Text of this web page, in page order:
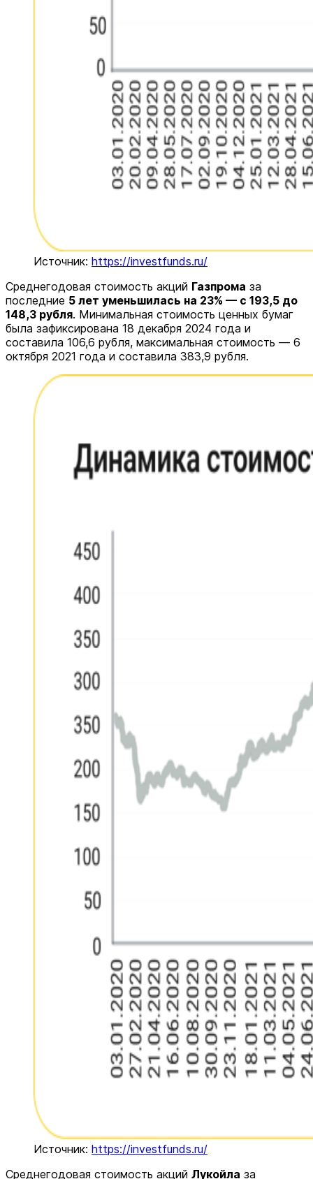
Источник: https://investfunds.ru/
Среднегодовая стоимость акций Газпрома за
последние 5 лет уменьшилась на 23% — с 193,5 до
148,3 рубля. Минимальная стоимость ценных бумаг
была зафиксирована 18 декабря 2024 года и
составила 106,6 рубля, максимальная стоимость — 6
октября 2021 года и составила 383,9 рубля.
Источник: https://investfunds.ru/
Среднегодовая стоимость акций Лукойла за